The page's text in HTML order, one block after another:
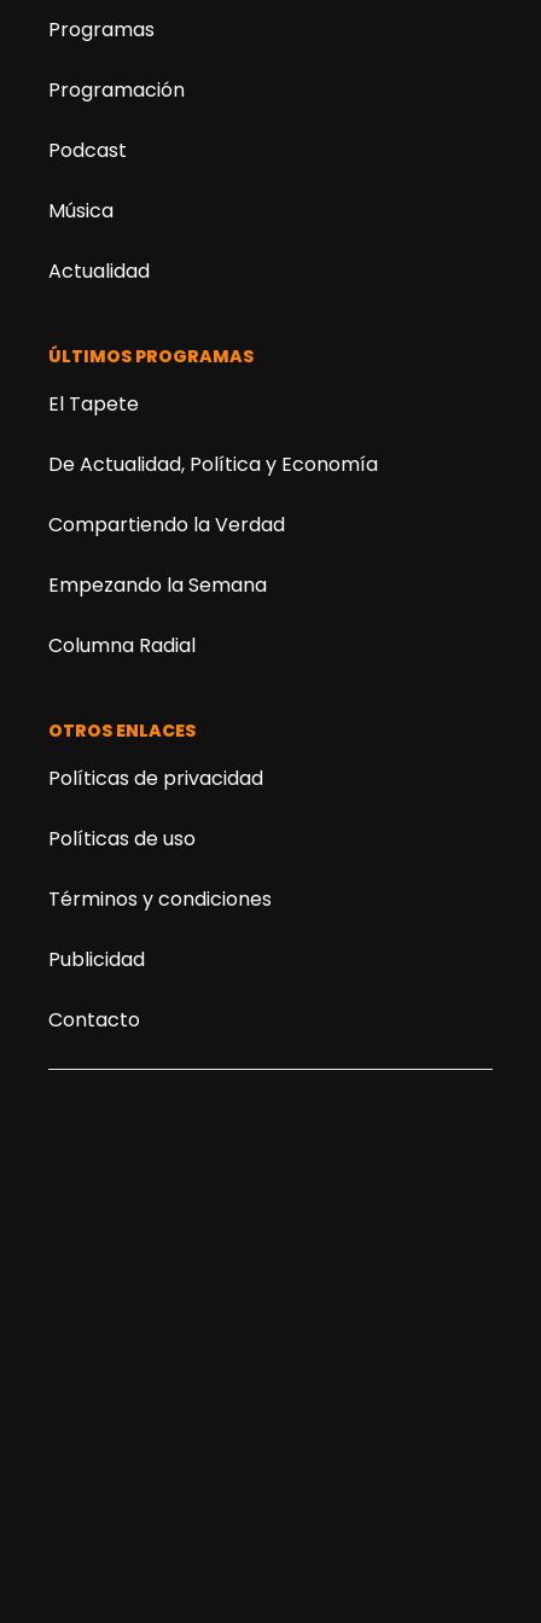
Programas
Programación
Podcast
Música
Actualidad
ÚLTIMOS PROGRAMAS
El Tapete
De Actualidad, Política y Economía
Compartiendo la Verdad
Empezando la Semana
Columna Radial
OTROS ENLACES
Políticas de privacidad
Políticas de uso
Términos y condiciones
Publicidad
Contacto